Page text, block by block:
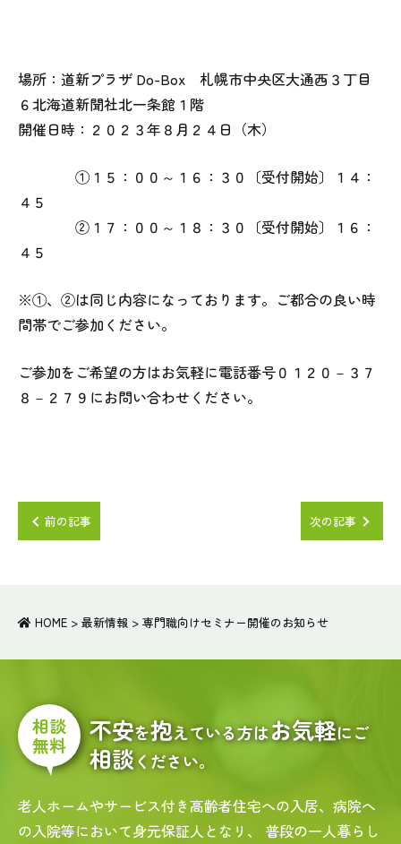
場所：道新プラザ Do-Box 札幌市中央区大通西３丁目
６北海道新聞社北一条館１階
開催日時：２０２３年８月２４日（木）
①１５：００～１６：３０〔受付開始〕１４：
４５
②１７：００～１８：３０〔受付開始〕１６：
４５
※①、②は同じ内容になっております。ご都合の良い時
間帯でご参加ください。
ご参加をご希望の方はお気軽に電話番号０１２０－３７
８－２７９にお問い合わせください。
前の記事 次の記事
HOME > 最新情報 > 専門職向けセミナー開催のお知らせ
相談
無料
不安を抱えている方はお気軽にご
相談ください。
老人ホームやサービス付き高齢者住宅への入居、病院へ
の入院等において身元保証人となリ、
普段の一人暮らし